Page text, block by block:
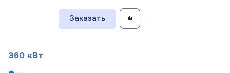
Заказать
360 кВт